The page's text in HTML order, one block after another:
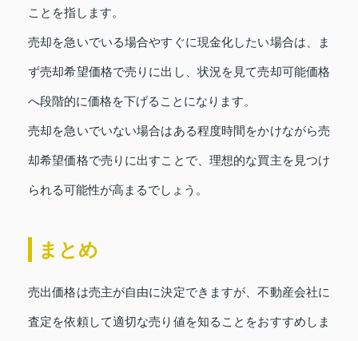
ことを指します。
売却を急いでいる場合やすぐに現金化したい場合は、ま
ず売却希望価格で売りに出し、状況を見て売却可能価格
へ段階的に価格を下げることになります。
売却を急いでいない場合はある程度時間をかけながら売
却希望価格で売りに出すことで、理想的な買主を見つけ
られる可能性が高まるでしょう。
まとめ
売出価格は売主が自由に決定できますが、不動産会社に
査定を依頼して適切な売り値を知ることをおすすめしま